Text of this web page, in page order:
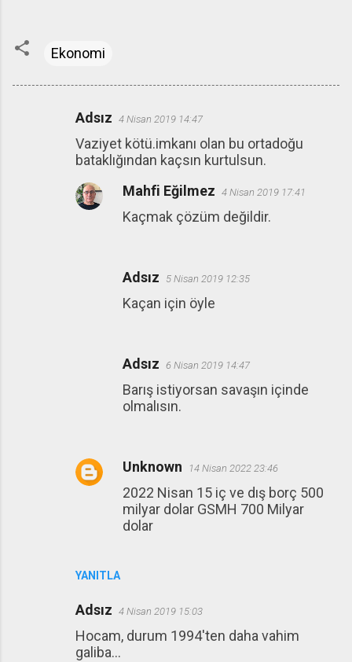
Ekonomi
Adsız 4 Nisan 2019 14:47
Vaziyet kötü.imkanı olan bu ortadoğu
bataklığından kaçsın kurtulsun.
YANITLA
Mahfi Eğilmez 4 Nisan 2019 17:41
Kaçmak çözüm değildir.
Adsız 5 Nisan 2019 12:35
Kaçan için öyle
Adsız 6 Nisan 2019 14:47
Barış istiyorsan savaşın içinde
olmalısın.
Unknown 14 Nisan 2022 23:46
2022 Nisan 15 iç ve dış borç 500
milyar dolar GSMH 700 Milyar
dolar
Adsız 4 Nisan 2019 15:03
Hocam, durum 1994'ten daha vahim
galiba...